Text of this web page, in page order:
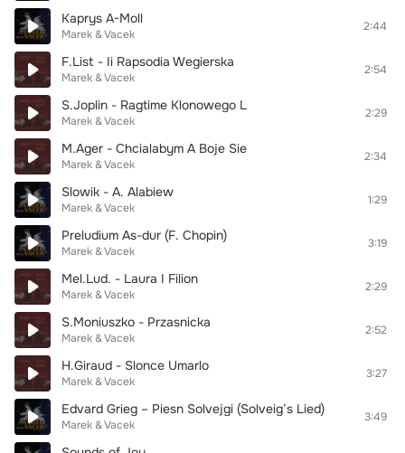
Kaprys A-Moll
Marek & Vacek
2:44
F.List - Ii Rapsodia Wegierska
Marek & Vacek
2:54
S.Joplin - Ragtime Klonowego L
Marek & Vacek
2:29
M.Ager - Chcialabym A Boje Sie
Marek & Vacek
2:34
Slowik - A. Alabiew
Marek & Vacek
1:29
Preludium As-dur (F. Chopin)
Marek & Vacek
3:19
Mel.Lud. - Laura I Filion
Marek & Vacek
2:29
S.Moniuszko - Przasnicka
Marek & Vacek
2:52
H.Giraud - Slonce Umarlo
Marek & Vacek
3:27
Edvard Grieg – Piesn Solvejgi (Solveig’s Lied)
Marek & Vacek
3:49